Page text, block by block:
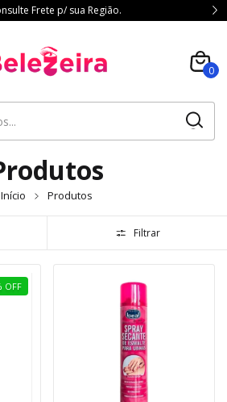
Frete p/ sua Região.
0
Início Produtos
Filtrar
OFF